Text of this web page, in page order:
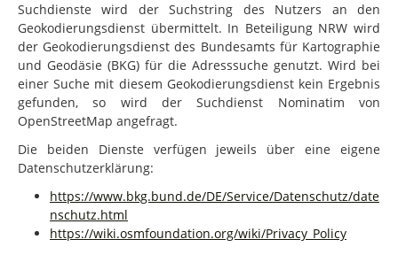
Suchdienste wird der Suchstring des Nutzers an den
Geokodierungsdienst übermittelt. In Beteiligung NRW wird
der Geokodierungsdienst des Bundesamts für Kartographie
und Geodäsie (BKG) für die Adresssuche genutzt. Wird bei
einer Suche mit diesem Geokodierungsdienst kein Ergebnis
gefunden, so wird der Suchdienst Nominatim von
OpenStreetMap angefragt.
Die beiden Dienste verfügen jeweils über eine eigene
Datenschutzerklärung:
https://www.bkg.bund.de/DE/Service/Datenschutz/date
nschutz.html
https://wiki.osmfoundation.org/wiki/Privacy_Policy